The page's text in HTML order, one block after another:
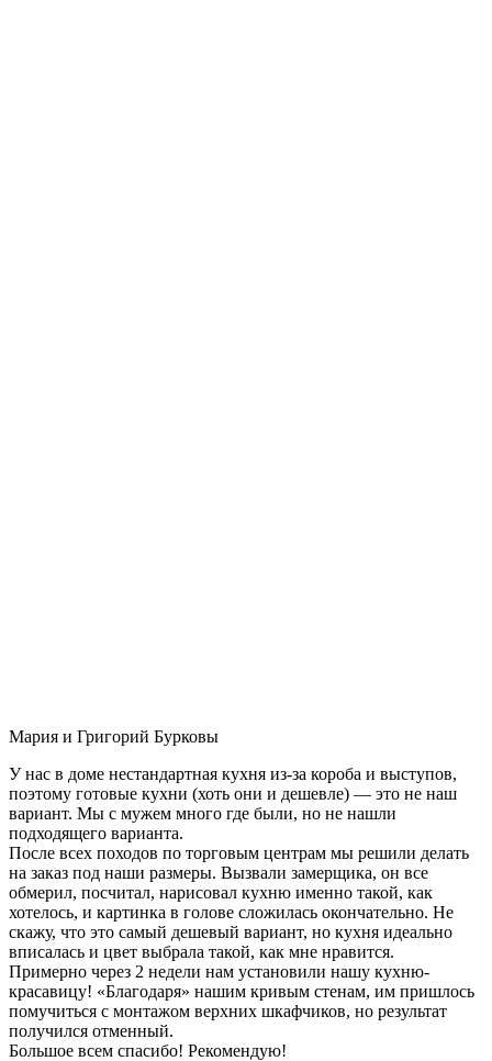
Мария и Григорий Бурковы
У нас в доме нестандартная кухня из-за короба и выступов,
поэтому готовые кухни (хоть они и дешевле) — это не наш
вариант. Мы с мужем много где были, но не нашли
подходящего варианта.
После всех походов по торговым центрам мы решили делать
на заказ под наши размеры. Вызвали замерщика, он все
обмерил, посчитал, нарисовал кухню именно такой, как
хотелось, и картинка в голове сложилась окончательно. Не
скажу, что это самый дешевый вариант, но кухня идеально
вписалась и цвет выбрала такой, как мне нравится.
Примерно через 2 недели нам установили нашу кухню-
красавицу! «Благодаря» нашим кривым стенам, им пришлось
помучиться с монтажом верхних шкафчиков, но результат
получился отменный.
Большое всем спасибо! Рекомендую!